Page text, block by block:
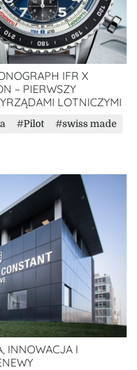
IFR X
– PIERWSZY
LOTNICZYMI
Pilot
swiss made
INNOWACJA I